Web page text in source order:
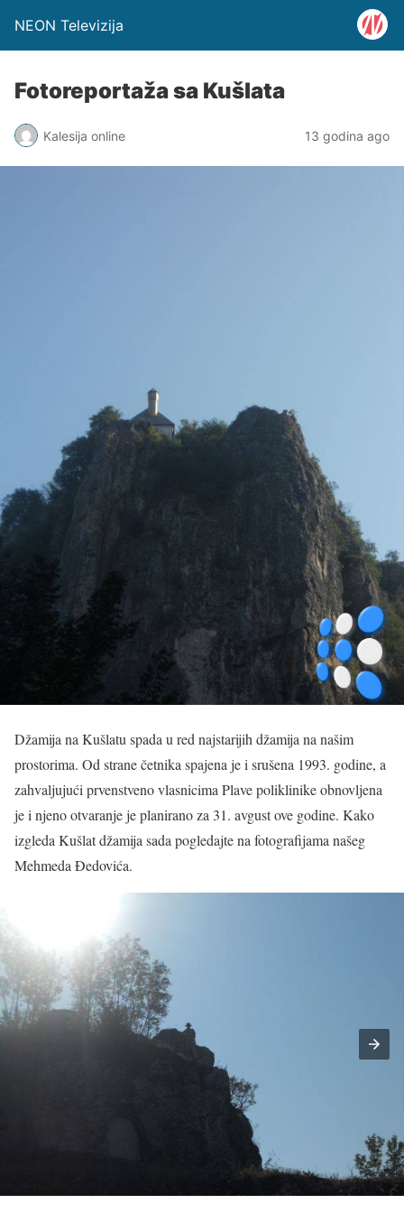
NEON Televizija
Fotoreportaža sa Kušlata
Kalesija online 13 godina ago
Džamija na Kušlatu spada u red najstarijih džamija na našim
prostorima. Od strane četnika spajena je i srušena 1993. godine, a
zahvaljujući prvenstveno vlasnicima Plave poliklinike obnovljena
je i njeno otvaranje je planirano za 31. avgust ove godine. Kako
izgleda Kušlat džamija sada pogledajte na fotografijama našeg
Mehmeda Đedovića.